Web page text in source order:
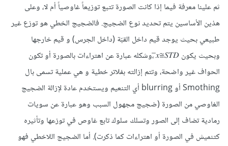
ثم علينا معرفة فيما إذا كانت الصورة تتبع توزيعاً غاوصياً أم لا، وعلى
هذين الأساسين يتم تحديد نوع الضجيج. فالضجيج الخطي هو توزع غير
طبيعي بحيث يوجد قيم داخل القبّة (داخل الجرس) و قيم خارجها
وبحيث يكون 𝑥̅≅𝑆𝑇𝐷 ،وشكله عبارة عن اهتراءات بالصورة أو تكون
الحواف غير واضحة، وتتم إزالته بفلاتر خطية و هي عملية تسمى بال
Smothing أو blurring أي التنعيم ويستخدم عادة لإزالة الضجيج
الغاوصي من الصورة (ضجيج مجهول السبب وهو عبارة عن سويات
رمادية تضاف إلى الصور وتسلك سلوك تابع غاوص في توزعها وتأثيره
كتنميش في الصورة أو اهتراءات كما ذكرت). أما الضجيج اللاخطي فهو